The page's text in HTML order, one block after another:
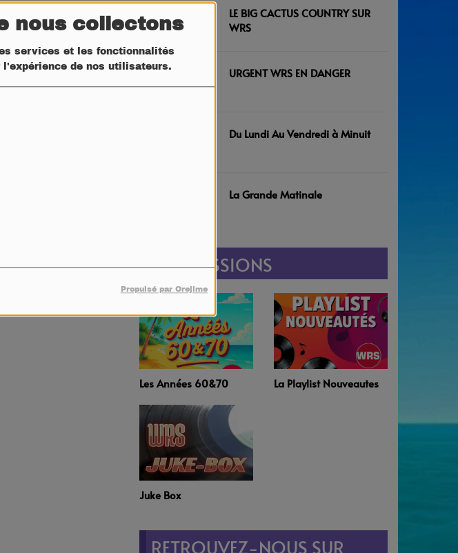
nous collectons
services et les fonctionnalités
de nos utilisateurs.
Propulsé par Orejime
LE BIG CACTUS COUNTRY SUR
WRS
URGENT WRS EN DANGER
Du Lundi Au Vendredi à Minuit
La Grande Matinale
LES ÉMISSIONS
Les Années 60&70
Juke Box
La Playlist Nouveautes
RETROUVEZ-NOUS SUR